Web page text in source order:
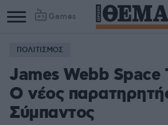
Games
ΠΟΛΙΤΙΣΜΟΣ
James Webb Space
Ο νέος
Σύμπαντος